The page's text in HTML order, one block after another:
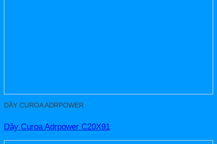
DÂY CUROA ADRPOWER
Dây Curoa Adrpower C20X91